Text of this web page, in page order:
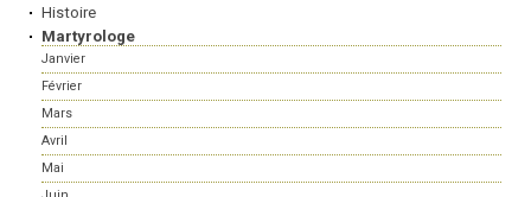
Histoire
Martyrologe
Janvier
Février
Mars
Avril
Mai